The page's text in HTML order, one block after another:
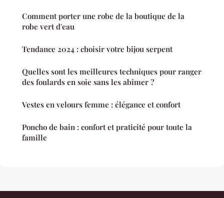
Comment porter une robe de la boutique de la
robe vert d'eau
Tendance 2024 : choisir votre bijou serpent
Quelles sont les meilleures techniques pour ranger
des foulards en soie sans les abîmer ?
Vestes en velours femme : élégance et confort
Poncho de bain : confort et praticité pour toute la
famille